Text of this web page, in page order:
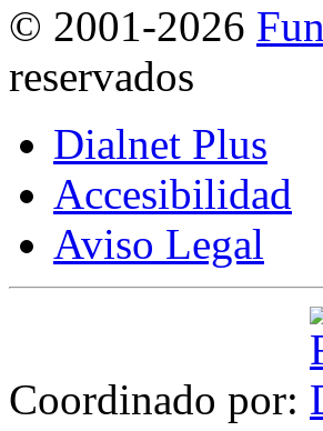
© 2001-2026
reservados
Dialnet Plus
Accesibilidad
Aviso Legal
Coordinado por: